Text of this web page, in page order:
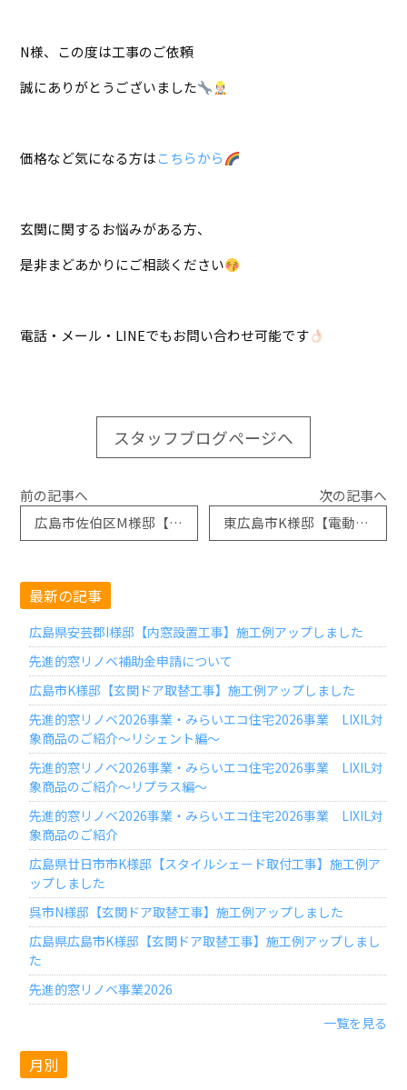
N様、この度は工事のご依頼
誠にありがとうございました
価格など気になる方はこちらから
玄関に関するお悩みがある方、
是非まどあかりにご相談ください
電話・メール・LINEでもお問い合わせ可能です
スタッフブログページへ
前の記事へ
広島市佐伯区M様邸【玄関ドア取替工事】施工例アップしました
次の記事へ
東広島市K様邸【電動リフォームシャッター取替工事】施工例アップしました
最新の記事
広島県安芸郡I様邸【内窓設置工事】施工例アップしました
先進的窓リノベ補助金申請について
広島市K様邸【玄関ドア取替工事】施工例アップしました
先進的窓リノベ2026事業・みらいエコ住宅2026事業 LIXIL対
象商品のご紹介～リシェント編～
先進的窓リノベ2026事業・みらいエコ住宅2026事業 LIXIL対
象商品のご紹介～リプラス編～
先進的窓リノベ2026事業・みらいエコ住宅2026事業 LIXIL対
象商品のご紹介
広島県廿日市市K様邸【スタイルシェード取付工事】施工例ア
ップしました
呉市N様邸【玄関ドア取替工事】施工例アップしました
広島県広島市K様邸【玄関ドア取替工事】施工例アップしまし
た
先進的窓リノベ事業2026
一覧を見る
月別